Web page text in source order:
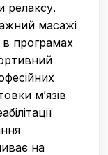
релаксу.
масажі
програмах
м’язів
на